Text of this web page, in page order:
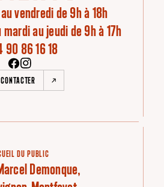
vendredi de 9h à 18h
au jeudi de 9h à 17h
90 86 16 18
DU PUBLIC
Demonque,